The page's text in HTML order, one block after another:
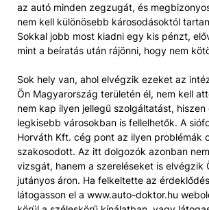
az autó minden zegzugát, és
nem kell különösebb károsodásoktól
Sokkal jobb most kiadni egy kis pénzt,
mint a beíratás után rájönni, hogy nem
Sok hely van, ahol elvégzik ezeket az
Ön Magyarország területén él, nem kell
nem kap ilyen jellegű szolgáltatást, hiszen
legkisebb városokban is fellelhetők. A
Horváth Kft. cég pont az ilyen problémák
szakosodott. Az itt dolgozók azonban
vizsgát, hanem a szereléseket is elvégzik
jutányos áron. Ha felkeltette az
látogasson el a www.auto-doktor.hu